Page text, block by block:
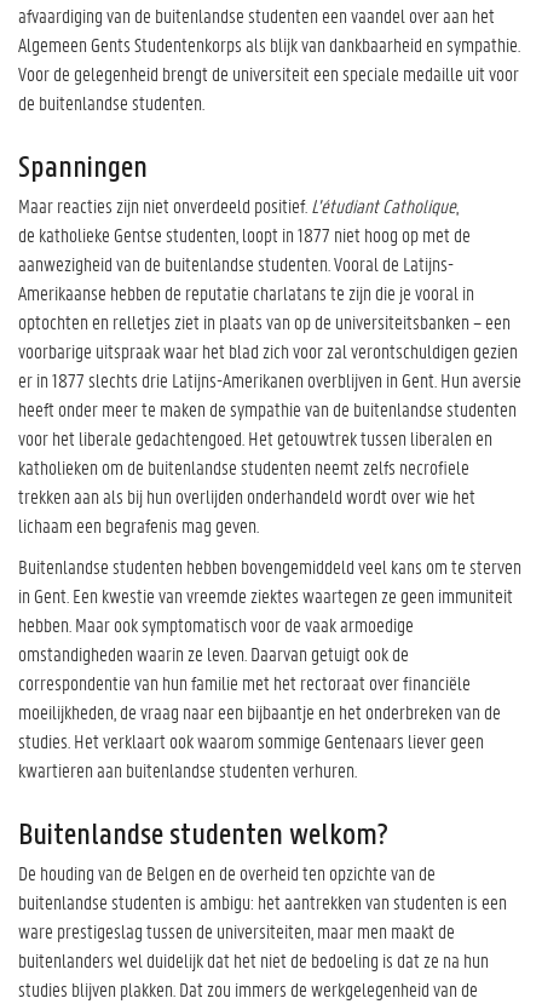
afvaardiging van de buitenlandse studenten een vaandel over aan het
Algemeen Gents Studentenkorps als blijk van dankbaarheid en sympathie.
Voor de gelegenheid brengt de universiteit een speciale medaille uit voor
de buitenlandse studenten.
Spanningen
Maar reacties zijn niet onverdeeld positief. L’étudiant Catholique,
de katholieke Gentse studenten, loopt in 1877 niet hoog op met de
aanwezigheid van de buitenlandse studenten. Vooral de Latijns-
Amerikaanse hebben de reputatie charlatans te zijn die je vooral in
optochten en relletjes ziet in plaats van op de universiteitsbanken – een
voorbarige uitspraak waar het blad zich voor zal verontschuldigen gezien
er in 1877 slechts drie Latijns-Amerikanen overblijven in Gent. Hun aversie
heeft onder meer te maken de sympathie van de buitenlandse studenten
voor het liberale gedachtengoed. Het getouwtrek tussen liberalen en
katholieken om de buitenlandse studenten neemt zelfs necrofiele
trekken aan als bij hun overlijden onderhandeld wordt over wie het
lichaam een begrafenis mag geven.
Buitenlandse studenten hebben bovengemiddeld veel kans om te sterven
in Gent. Een kwestie van vreemde ziektes waartegen ze geen immuniteit
hebben. Maar ook symptomatisch voor de vaak armoedige
omstandigheden waarin ze leven. Daarvan getuigt ook de
correspondentie van hun familie met het rectoraat over financiële
moeilijkheden, de vraag naar een bijbaantje en het onderbreken van de
studies. Het verklaart ook waarom sommige Gentenaars liever geen
kwartieren aan buitenlandse studenten verhuren.
Buitenlandse studenten welkom?
De houding van de Belgen en de overheid ten opzichte van de
buitenlandse studenten is ambigu: het aantrekken van studenten is een
ware prestigeslag tussen de universiteiten, maar men maakt de
buitenlanders wel duidelijk dat het niet de bedoeling is dat ze na hun
studies blijven plakken. Dat zou immers de werkgelegenheid van de